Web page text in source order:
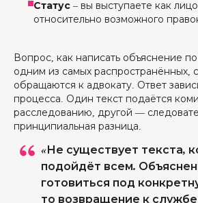
Статус – вы выступаете как
относительно возможного
Вопрос, как написать объяснение
одним из самых распространённых,
обращаются к адвокату. Ответ
процесса. Один текст подаётся
расследованию, другой —
принципиальная разница.
«Не существует текста,
подойдёт всем.
готовиться под
то возвращение к